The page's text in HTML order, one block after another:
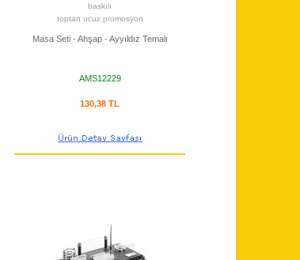
baskılı
toptan ucuz promosyon
Masa Seti - Ahşap - Ayyıldız Temalı
AMS12229
130,38 TL